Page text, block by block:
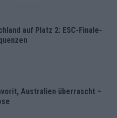
auf Platz 2: ESC-Finale-
Australien überrascht –